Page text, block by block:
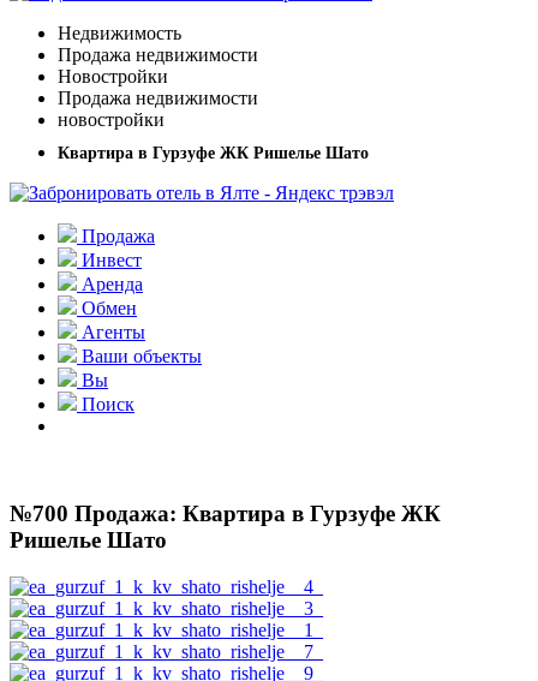
Недвижимость
Продажа недвижимости
Новостройки
Продажа недвижимости
новостройки
Квартира в Гурзуфе ЖК Ришелье Шато
Продажа
Инвест
Аренда
Обмен
Агенты
Ваши объекты
Вы
Поиск
№700 Продажа: Квартира в Гурзуфе ЖК
Ришелье Шато